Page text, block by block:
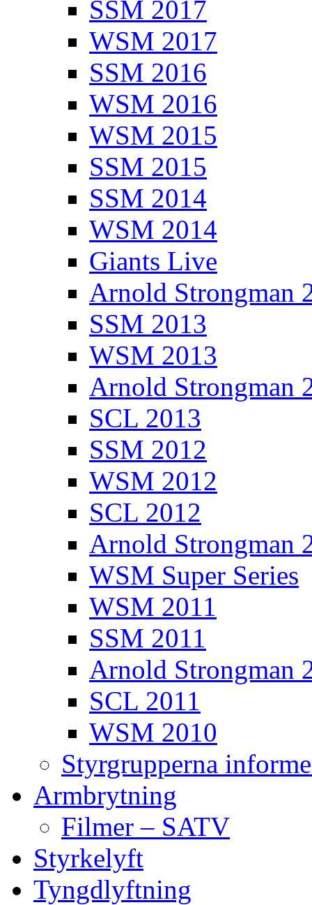
SSM 2017
WSM 2017
SSM 2016
WSM 2016
WSM 2015
SSM 2015
SSM 2014
WSM 2014
Giants Live
Arnold Strongman
SSM 2013
WSM 2013
Arnold Strongman
SCL 2013
SSM 2012
WSM 2012
SCL 2012
Arnold Strongman
WSM Super Series
WSM 2011
SSM 2011
Arnold Strongman
SCL 2011
WSM 2010
Styrgrupperna
Armbrytning
Filmer – SATV
Styrkelyft
Tyngdlyftning